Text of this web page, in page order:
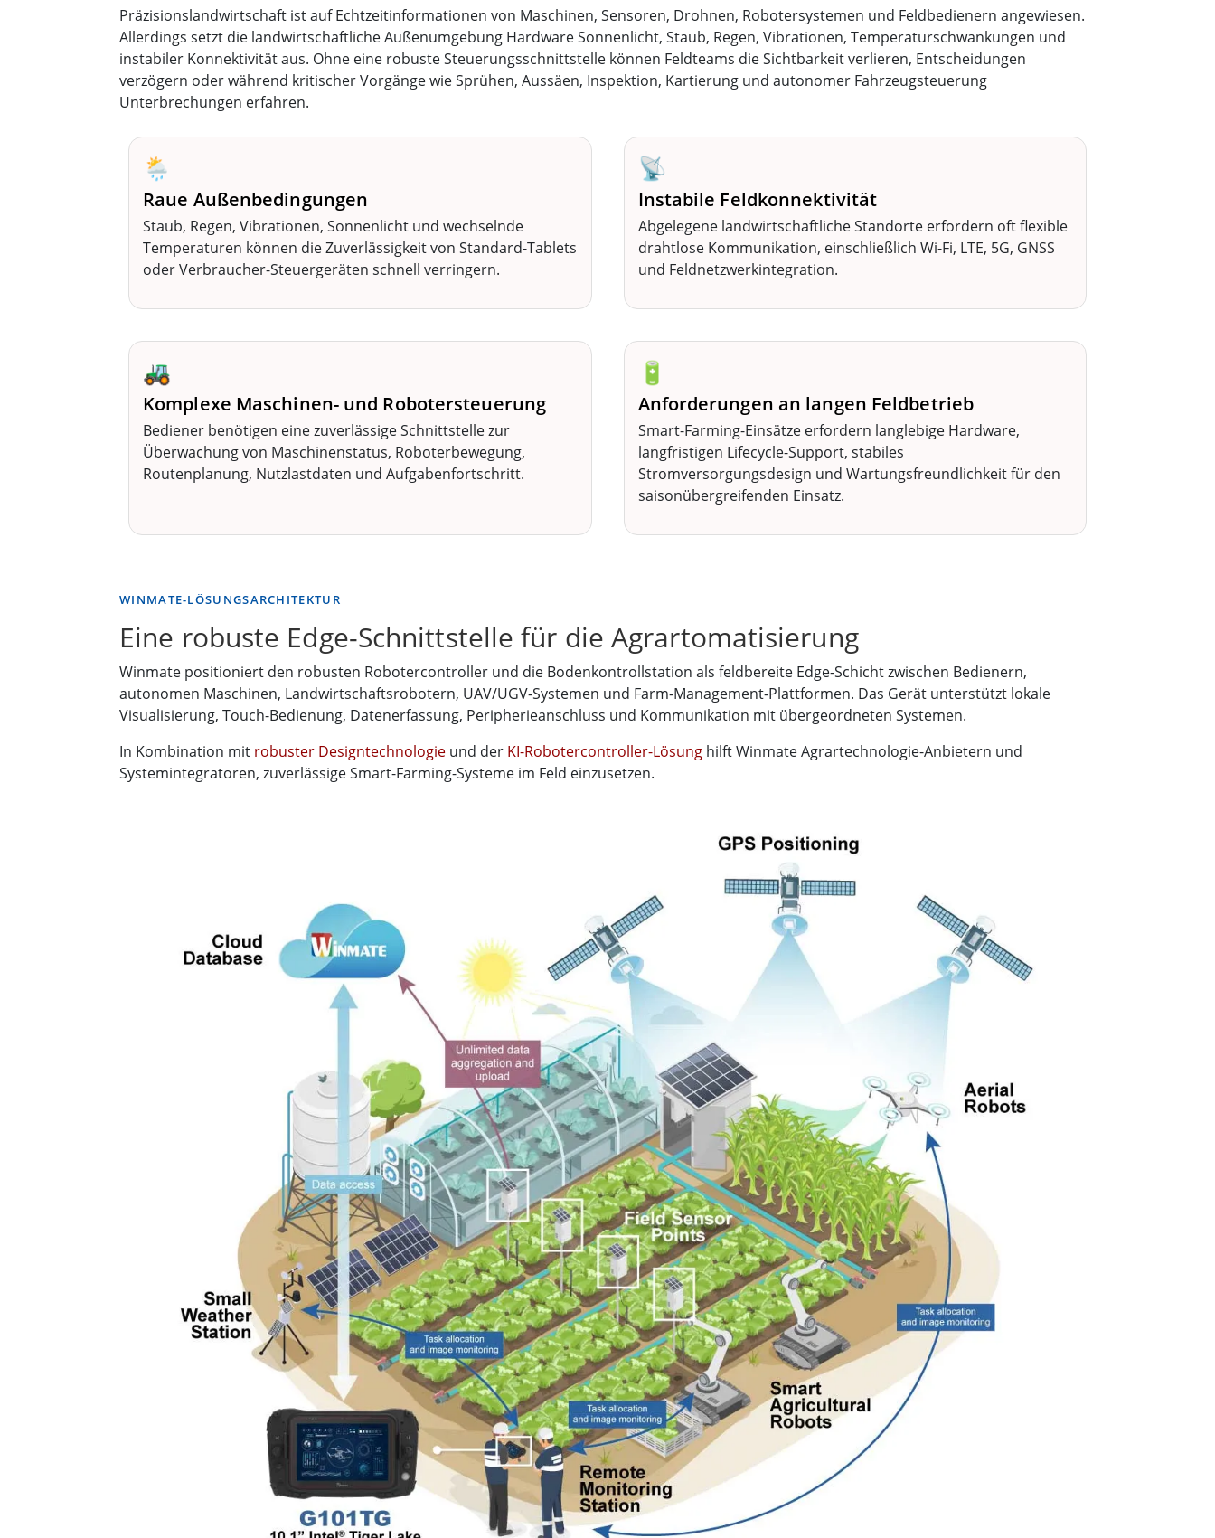
Präzisionslandwirtschaft ist auf Echtzeitinformationen von Maschinen, Sensoren, Drohnen, Robotersystemen und Feldbedienern angewiesen.
Allerdings setzt die landwirtschaftliche Außenumgebung Hardware Sonnenlicht, Staub, Regen, Vibrationen, Temperaturschwankungen und
instabiler Konnektivität aus. Ohne eine robuste Steuerungsschnittstelle können Feldteams die Sichtbarkeit verlieren, Entscheidungen
verzögern oder während kritischer Vorgänge wie Sprühen, Aussäen, Inspektion, Kartierung und autonomer Fahrzeugsteuerung
Unterbrechungen erfahren.
🌦️
Raue Außenbedingungen
Staub, Regen, Vibrationen, Sonnenlicht und wechselnde
Temperaturen können die Zuverlässigkeit von Standard-Tablets
oder Verbraucher-Steuergeräten schnell verringern.
📡
Instabile Feldkonnektivität
Abgelegene landwirtschaftliche Standorte erfordern oft flexible
drahtlose Kommunikation, einschließlich Wi-Fi, LTE, 5G, GNSS
und Feldnetzwerkintegration.
🚜
Komplexe Maschinen- und Robotersteuerung
Bediener benötigen eine zuverlässige Schnittstelle zur
Überwachung von Maschinenstatus, Roboterbewegung,
Routenplanung, Nutzlastdaten und Aufgabenfortschritt.
🔋
Anforderungen an langen Feldbetrieb
Smart-Farming-Einsätze erfordern langlebige Hardware,
langfristigen Lifecycle-Support, stabiles
Stromversorgungsdesign und Wartungsfreundlichkeit für den
saisonübergreifenden Einsatz.
WINMATE-LÖSUNGSARCHITEKTUR
Eine robuste Edge-Schnittstelle für die Agrartomatisierung
Winmate positioniert den robusten Robotercontroller und die Bodenkontrollstation als feldbereite Edge-Schicht zwischen Bedienern,
autonomen Maschinen, Landwirtschaftsrobotern, UAV/UGV-Systemen und Farm-Management-Plattformen. Das Gerät unterstützt lokale
Visualisierung, Touch-Bedienung, Datenerfassung, Peripherieanschluss und Kommunikation mit übergeordneten Systemen.
In Kombination mit robuster Designtechnologie und der KI-Robotercontroller-Lösung hilft Winmate Agrartechnologie-Anbietern und
Systemintegratoren, zuverlässige Smart-Farming-Systeme im Feld einzusetzen.